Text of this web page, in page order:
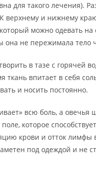
для такого лечения).
верхнему и нижнему
можно одевать на
она не пережимала
в тазе с горячей
ткань впитает в себя
и носить постоянно.
всю боль, а овечья
которое
крови и отток лимфы
под одеждой и не